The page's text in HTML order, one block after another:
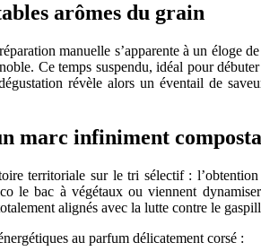
arômes du grain
manuelle s’apparente à un éloge
Ce temps suspendu, idéal pour
révèle alors un éventail de
marc infiniment
territoriale sur le tri sélectif :
le bac à végétaux ou viennent
alignés avec la lutte contre le
au parfum délicatement corsé :